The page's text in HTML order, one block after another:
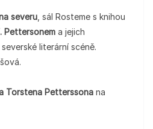
severu , sál Rosteme s knihou
Pettersonem a jejich
literární scéně.
Torstena Petterssona na